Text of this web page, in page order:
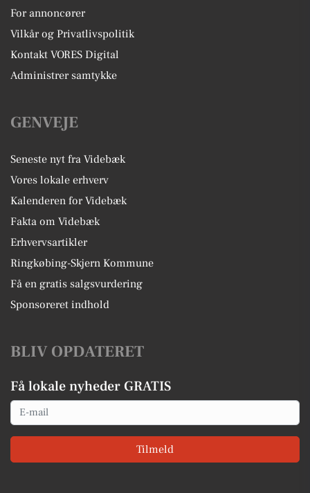
For annoncører
Vilkår og Privatlivspolitik
Kontakt VORES Digital
Administrer samtykke
GENVEJE
Seneste nyt fra Videbæk
Vores lokale erhverv
Kalenderen for Videbæk
Fakta om Videbæk
Erhvervsartikler
Ringkøbing-Skjern Kommune
Få en gratis salgsvurdering
Sponsoreret indhold
BLIV OPDATERET
Få lokale nyheder GRATIS
Email
Tilmeld